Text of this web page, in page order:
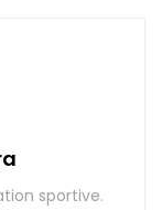
sportive.